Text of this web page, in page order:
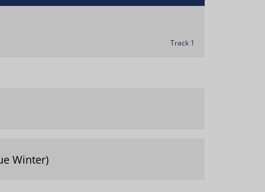
Track 1
Winter)